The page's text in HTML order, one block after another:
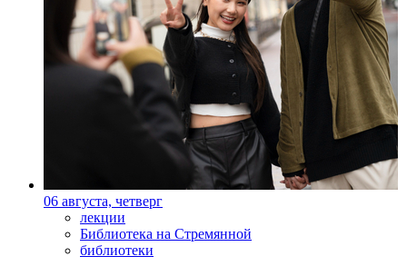
06 августа, четверг
лекции
Библиотека на Стремянной
библиотеки